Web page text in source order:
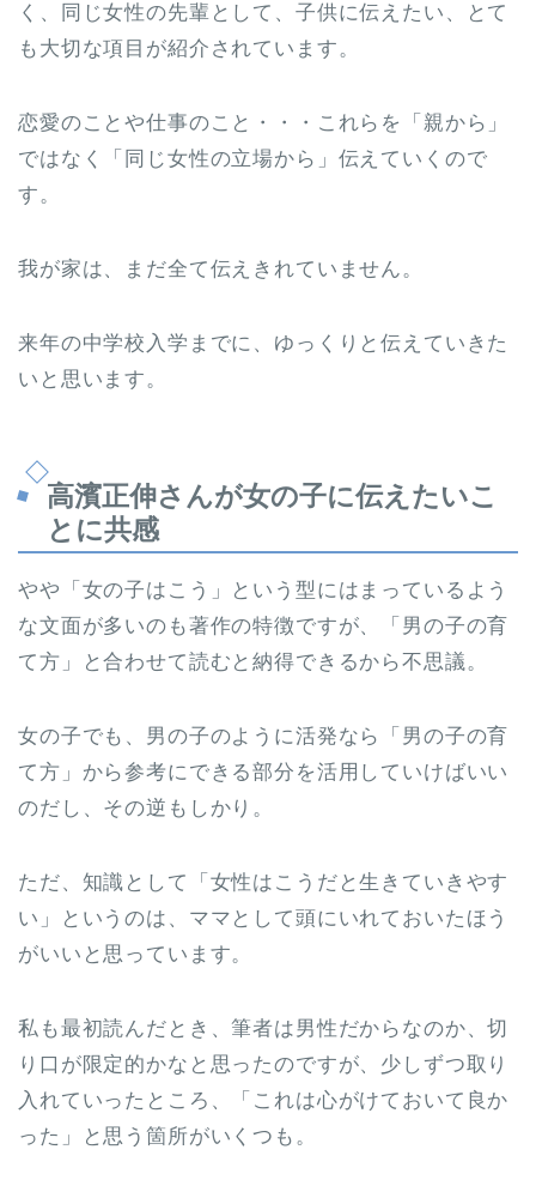
く、同じ女性の先輩として、子供に伝えたい、とて
も大切な項目が紹介されています。
恋愛のことや仕事のこと・・・これらを「親から」
ではなく「同じ女性の立場から」伝えていくので
す。
我が家は、まだ全て伝えきれていません。
来年の中学校入学までに、ゆっくりと伝えていきた
いと思います。
高濱正伸さんが女の子に伝えたいこ
とに共感
やや「女の子はこう」という型にはまっているよう
な文面が多いのも著作の特徴ですが、「男の子の育
て方」と合わせて読むと納得できるから不思議。
女の子でも、男の子のように活発なら「男の子の育
て方」から参考にできる部分を活用していけばいい
のだし、その逆もしかり。
ただ、知識として「女性はこうだと生きていきやす
い」というのは、ママとして頭にいれておいたほう
がいいと思っています。
私も最初読んだとき、筆者は男性だからなのか、切
り口が限定的かなと思ったのですが、少しずつ取り
入れていったところ、「これは心がけておいて良か
った」と思う箇所がいくつも。